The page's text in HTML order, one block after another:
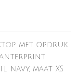
met opdruk
navy, maat XS